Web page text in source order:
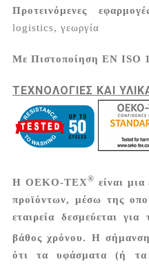
Προτεινόμενες
logistics, γεωργία
Με Πιστοποίηση EN ISO
ΤΕΧΝΟΛΟΓΙΕΣ ΚΑΙ
Η OEKO-TEX® είναι
προϊόντων, μέσω της
εταιρεία δεσμεύεται
βάθος χρόνου. Η
ότι τα υφάσματα (ή τα